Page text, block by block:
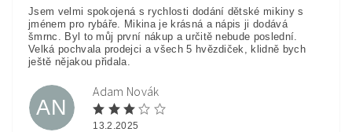
Jsem velmi spokojená s rychlosti dodání dětské mikiny s
jménem pro rybáře. Mikina je krásná a nápis ji dodává
šmrnc. Byl to můj první nákup a určitě nebude poslední.
Velká pochvala prodejci a všech 5 hvězdiček, klidně bych
ještě nějakou přidala.
AN
Adam Novák
13.2.2025